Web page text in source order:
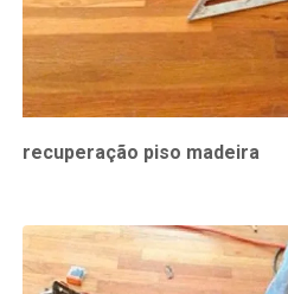
recuperação piso madeira